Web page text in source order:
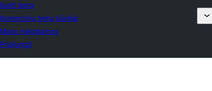
Įkelti temą
Komercinių temų kūrėjai
Mano mėgstamos
Prisijungti